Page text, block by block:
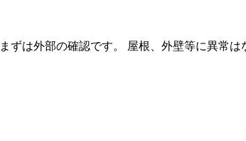
ずは外部の確認です。 屋根、外壁等に異常は